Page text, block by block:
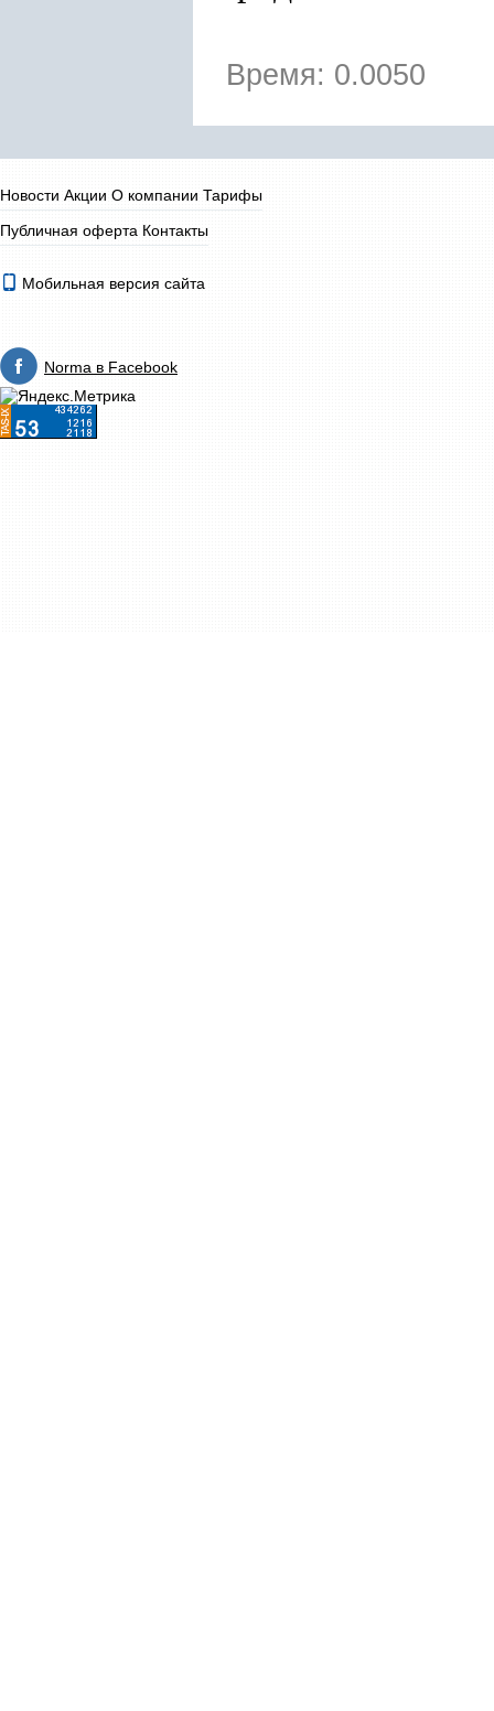
Время: 0.0050
Новости Акции О компании Тарифы
Публичная оферта Контакты
Мобильная версия сайта
Norma в Facebook